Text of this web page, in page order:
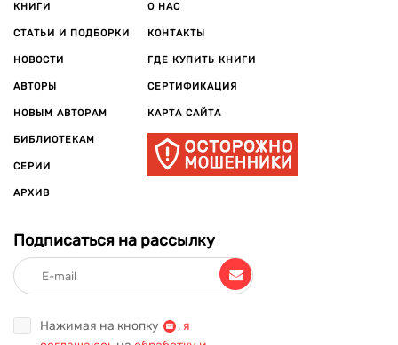
КНИГИ
СТАТЬИ И ПОДБОРКИ
НОВОСТИ
АВТОРЫ
НОВЫМ АВТОРАМ
БИБЛИОТЕКАМ
СЕРИИ
АРХИВ
О НАС
КОНТАКТЫ
ГДЕ КУПИТЬ КНИГИ
СЕРТИФИКАЦИЯ
КАРТА САЙТА
Подписаться на рассылку
Нажимая на кнопку , я